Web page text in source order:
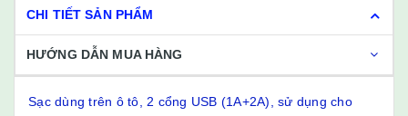
CHI TIẾT SẢN PHẨM
HƯỚNG DẪN MUA HÀNG
Sạc dùng trên ô tô, 2 cổng USB (1A+2A), sử dụng cho